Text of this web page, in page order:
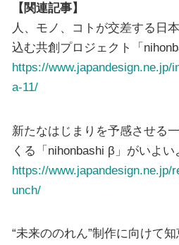
【関連記事】
人、モノ、コトが交差する日
込む共創プロジェクト「
https://www.japandesign.ne.jp/
a-11/
新たなはじまりを予感させる
くる「nihonbashi β」がいよい
https://www.japandesign.ne.jp/
unch/
“未来ののれん”制作に向けて知